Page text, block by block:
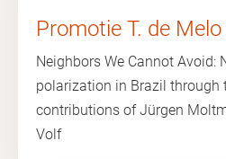
Promotie T. de
Neighbors We Cannot Avoid:
polarization in Brazil through
contributions of Jürgen
Volf